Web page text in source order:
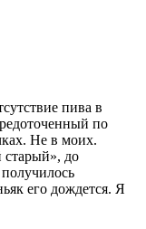
пива в
по
Не в моих.
старый», до
его дождется. Я